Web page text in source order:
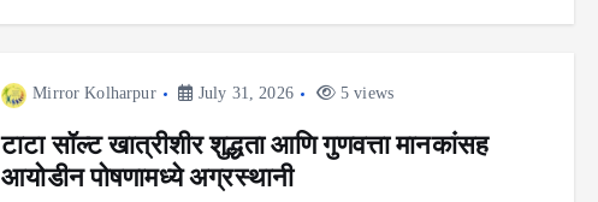
Mirror Kolharpur July 31, 2026 5 views
टाटा सॉल्ट खात्रीशीर शुद्धता आणि गुणवत्ता मानकांसह
आयोडीन पोषणामध्ये अग्रस्थानी